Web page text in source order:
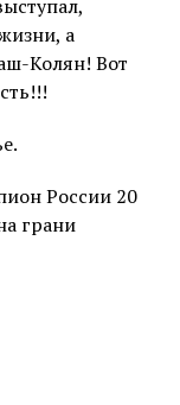
а
Колян! Вот
России 20
грани